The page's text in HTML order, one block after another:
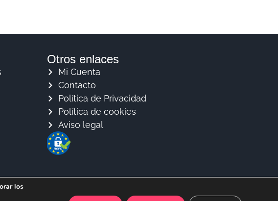
Otros enlaces
Mi Cuenta
Contacto
Política de Privacidad
Política de cookies
Aviso legal
los